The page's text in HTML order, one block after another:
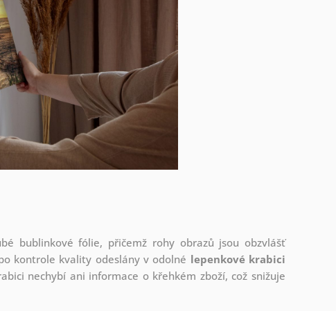
bublinkové fólie, přičemž rohy obrazů jsou obzvlášť
kontrole kvality odeslány v odolné lepenkové krabici
nechybí ani informace o křehkém zboží, což snižuje